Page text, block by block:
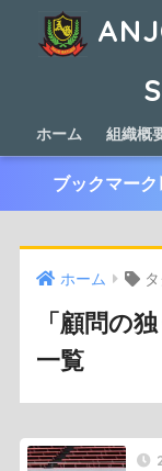
ホーム 組織概
ブックマー
ホーム タ
「顧問の
一覧